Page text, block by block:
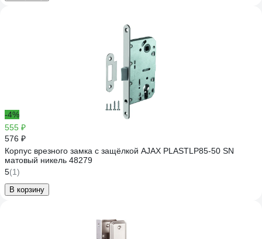
-4%
555 ₽
576 ₽
Корпус врезного замка c защёлкой AJAX PLASTLP85-50 SN
матовый никель 48279
5(1)
В корзину